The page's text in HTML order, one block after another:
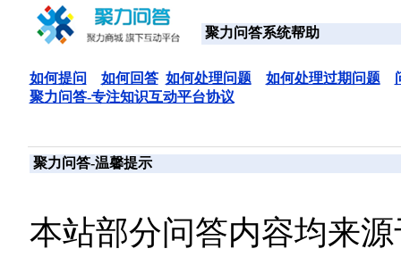
聚力问答系统帮助
如何提问 如何回答 如何处理问题 如何处理过期问题
聚力问答-专注知识互动平台协议
聚力问答-温馨提示
本站部分问答内容均来